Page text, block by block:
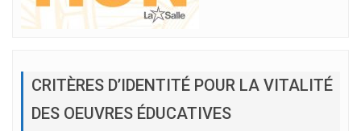
CRITÈRES D’IDENTITÉ POUR LA VITALITÉ
DES OEUVRES ÉDUCATIVES